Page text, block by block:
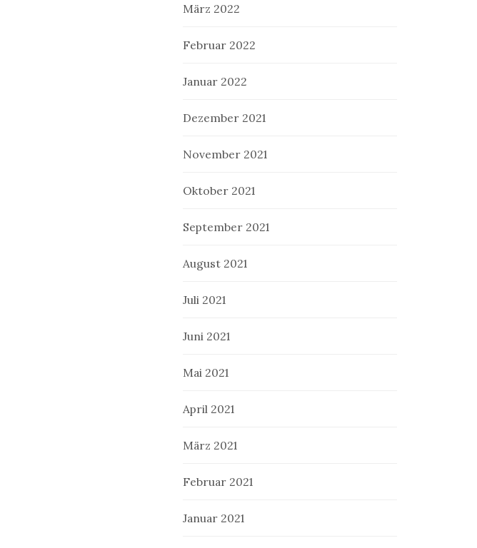
März 2022
Februar 2022
Januar 2022
Dezember 2021
November 2021
Oktober 2021
September 2021
August 2021
Juli 2021
Juni 2021
Mai 2021
April 2021
März 2021
Februar 2021
Januar 2021